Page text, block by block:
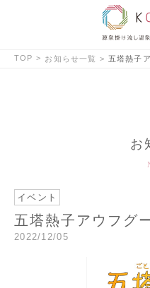
TOP お知らせ一覧 五塔熱子
お
イベント
五塔熱子アウフグ
2022/12/05